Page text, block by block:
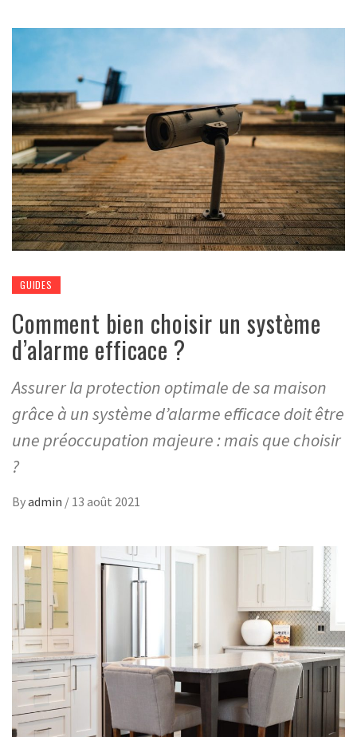
GUIDES
Comment bien choisir un système
d’alarme efficace ?
Assurer la protection optimale de sa maison
grâce à un système d’alarme efficace doit être
une préoccupation majeure : mais que choisir
?
Byadmin / 13 août 2021